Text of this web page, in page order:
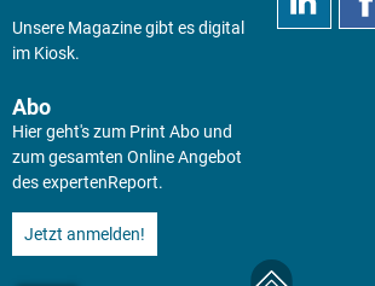
Unsere Magazine gibt es digital
im Kiosk.
Abo
Hier geht's zum Print Abo und
zum gesamten Online Angebot
des expertenReport.
Jetzt anmelden!